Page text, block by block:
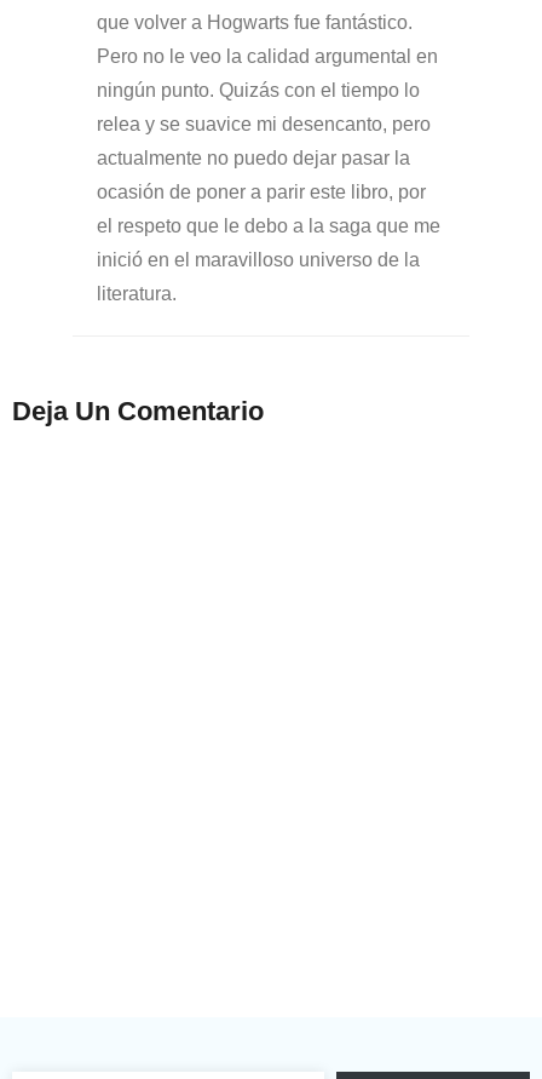
que volver a Hogwarts fue fantástico.
Pero no le veo la calidad argumental en
ningún punto. Quizás con el tiempo lo
relea y se suavice mi desencanto, pero
actualmente no puedo dejar pasar la
ocasión de poner a parir este libro, por
el respeto que le debo a la saga que me
inició en el maravilloso universo de la
literatura.
Deja Un Comentario